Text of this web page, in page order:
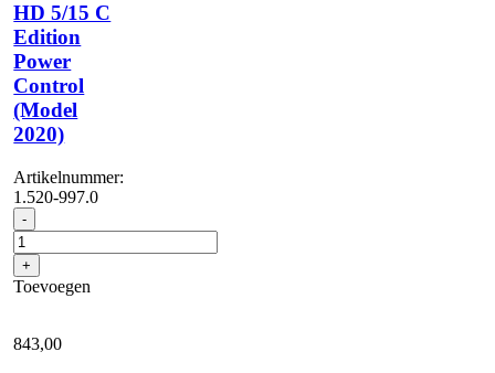
HD 5/15 C
Edition
Power
Control
(Model
2020)
Artikelnummer:
1.520-997.0
- HD
5/15
C
Edition
Power
(Model
2020)
+
Toevoegen
843,00